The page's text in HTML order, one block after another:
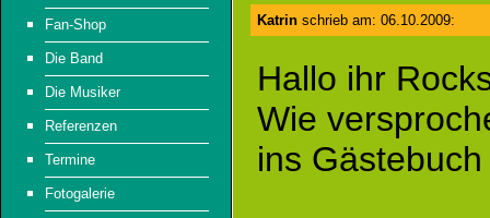
Fan-Shop
Die Band
Die Musiker
Referenzen
Termine
Fotogalerie
Katrin schrieb am: 06.10.2009:
Hallo ihr
Wie
ins